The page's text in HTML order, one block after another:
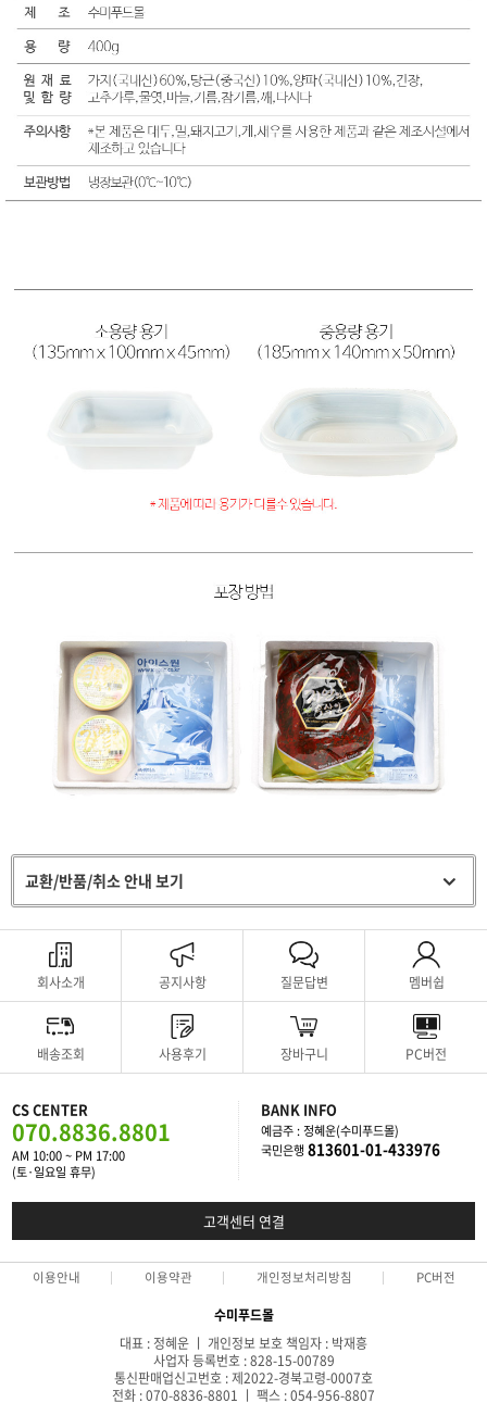
교환/반품/취소 안내 보기
회사소개 공지사항 질문답변 멤버쉽
배송조회 사용후기 장바구니 PC버전
CS CENTER
070.8836.8801
AM 10:00 ~ PM 17:00
(토·일요일 휴무)
BANK INFO
예금주 : 정혜운(수미푸드몰)
국민은행 813601-01-433976
고객센터 연결
이용안내 이용약관 개인정보처리방침 PC버전
수미푸드몰
대표 : 정혜운 ㅣ 개인정보 보호 책임자 : 박재흥
사업자 등록번호 : 828-15-00789
통신판매업신고번호 : 제2022-경북고령-0007호
전화 : 070-8836-8801 ㅣ 팩스 : 054-956-8807